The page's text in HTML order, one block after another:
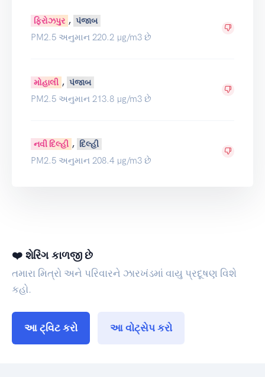
ફિરોઝપુર , પંજાબ
PM2.5 અનુમાન 220.2 µg/m3 છે
મોહાલી , પંજાબ
PM2.5 અનુમાન 213.8 µg/m3 છે
નવી દિલ્હી , દિલ્હી
PM2.5 અનુમાન 208.4 µg/m3 છે
❤️ શેરિંગ કાળજી છે
તમારા મિત્રો અને પરિવારને ઝારખંડમાં વાયુ પ્રદૂષણ વિશે
કહો.
આ ટ્વિટ કરો આ વોટ્સેપ કરો